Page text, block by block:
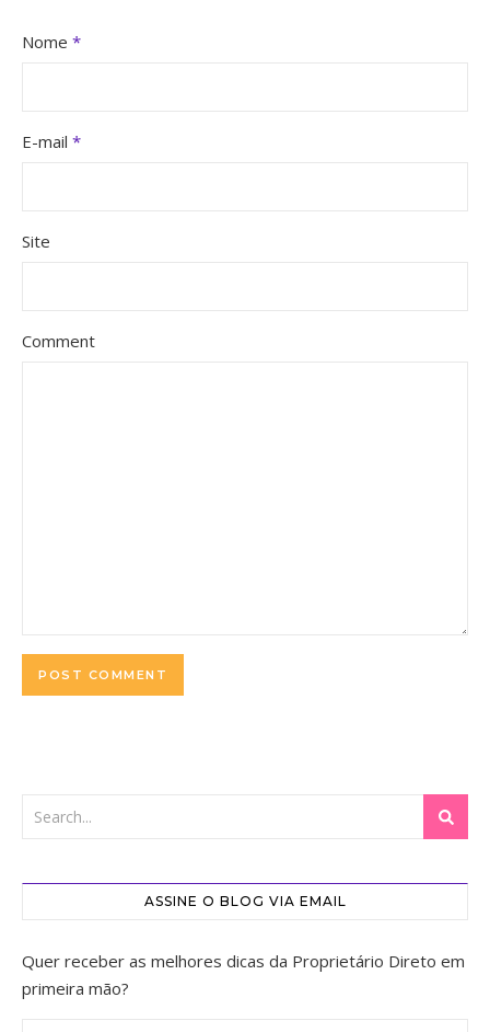
Nome *
E-mail *
Site
Comment
ASSINE O BLOG VIA EMAIL
Quer receber as melhores dicas da Proprietário Direto em
primeira mão?